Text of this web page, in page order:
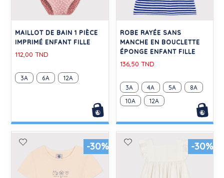
MAILLOT DE BAIN 1 PIÈCE
IMPRIMÉ ENFANT FILLE
112,00 TND
3A 6A 12A
ROBE RAYÉE SANS
MANCHE EN BOUCLETTE
ÉPONGE ENFANT FILLE
136,50 TND
3A 4A 5A
8A
10A
12A
-30% -30%